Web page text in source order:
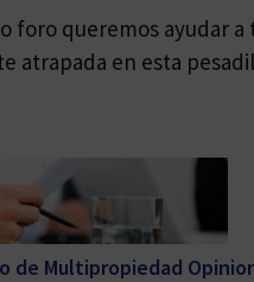
foro queremos ayudar a
atrapada en esta
de Multipropiedad